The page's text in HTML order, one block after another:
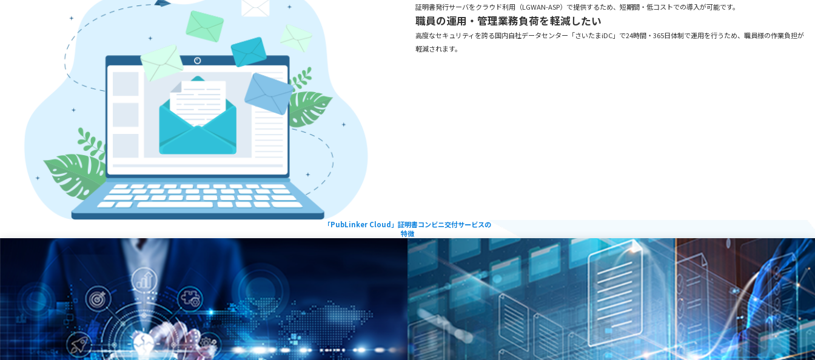
証明書発行サーバをクラウド利用（LGWAN-ASP）で提供するため、短期間・低コストでの導入が可能です。
職員の運用・管理業務負荷を軽減したい
高度なセキュリティを誇る国内自社データセンター「さいたまiDC」で24時間・365日体制で運用を行うため、職員様の作業負担が
軽減されます。
「PubLinker Cloud」証明書コンビニ交付サービスの
特徴